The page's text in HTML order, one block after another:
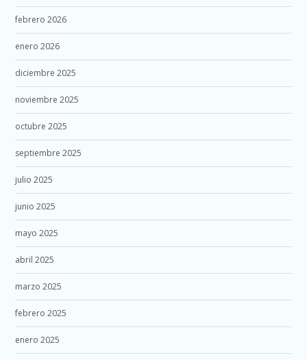
febrero 2026
enero 2026
diciembre 2025
noviembre 2025
octubre 2025
septiembre 2025
julio 2025
junio 2025
mayo 2025
abril 2025
marzo 2025
febrero 2025
enero 2025